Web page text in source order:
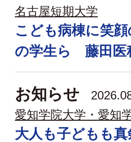
名古屋短期大学
こども病棟に笑
の学生ら 藤田医
お知らせ
愛知学院大学・愛知
大人も子どもも